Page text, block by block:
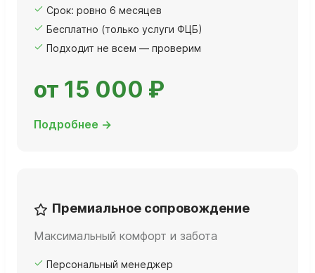
Срок: ровно 6 месяцев
Бесплатно (только услуги ФЦБ)
Подходит не всем — проверим
от 15 000 ₽
Подробнее →
Премиальное сопровождение
Максимальный комфорт и забота
Персональный менеджер